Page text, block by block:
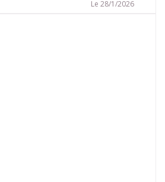
constat largement partagé, le
solutions a été lancé en
Le 28/1/2026